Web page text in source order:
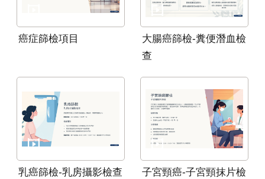
癌症篩檢項目
大腸癌篩檢-糞便潛血檢
查
乳癌篩檢-乳房攝影檢查
子宮頸癌-子宮頸抹片檢